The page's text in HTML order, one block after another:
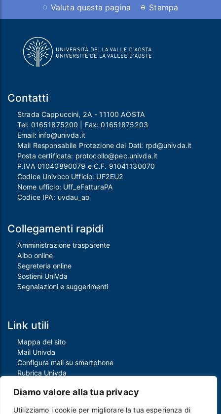
Diamo valore alla tua privacy
Utilizziamo i cookie per migliorare la tua esperienza di
Valuta questa pagina Stampa
Contatti
Strada Cappuccini, 2A - 11100 AOSTA
Tel: 01651875200 | Fax:01651875203
Email: info@univda.it
Mail Responsabile Protezione dei Dati: rpd@univda.it
Posta certificata: protocollo@pec.univda.it
P.IVA 01040890079 e C.F. 91041130070
Codice Univoco Ufficio: UF2EU2
Nome ufficio: Uff_eFatturaPA
Codice IPA: uvdau_ao
Collegamenti rapidi
Amministrazione trasparente
Albo online
Segreteria online
Sostieni UniVda
Segnalazioni e suggerimenti
Link utili
Mappa del sito
Mail Univda
Configura mail su smartphone
Rubrica Univda